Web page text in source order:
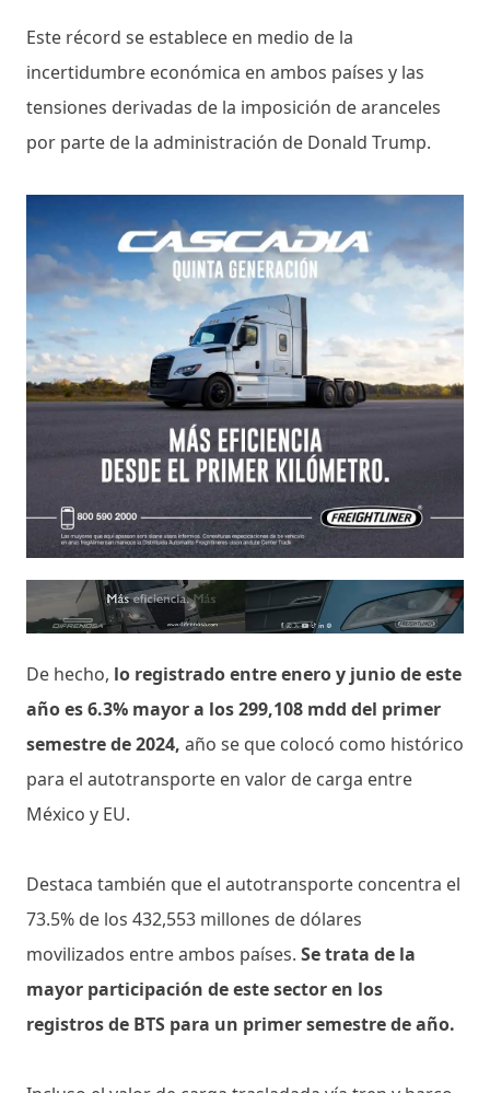
Este récord se establece en medio de la
incertidumbre económica en ambos países y las
tensiones derivadas de la imposición de aranceles
por parte de la administración de Donald Trump.
De hecho, lo registrado entre enero y junio de este
año es 6.3% mayor a los 299,108 mdd del primer
semestre de 2024, año se que colocó como histórico
para el autotransporte en valor de carga entre
México y EU.
Destaca también que el autotransporte concentra el
73.5% de los 432,553 millones de dólares
movilizados entre ambos países. Se trata de la
mayor participación de este sector en los
registros de BTS para un primer semestre de año.